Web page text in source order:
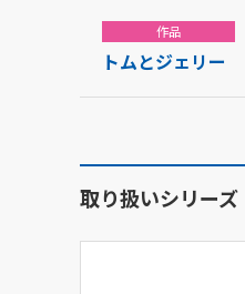
作品
トムとジェリー
取り扱いシリーズ